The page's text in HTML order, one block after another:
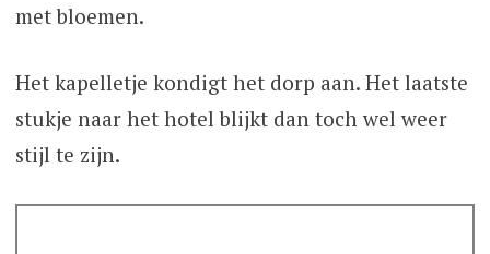
met bloemen.
Het kapelletje kondigt het dorp aan. Het laatste
stukje naar het hotel blijkt dan toch wel weer
stijl te zijn.